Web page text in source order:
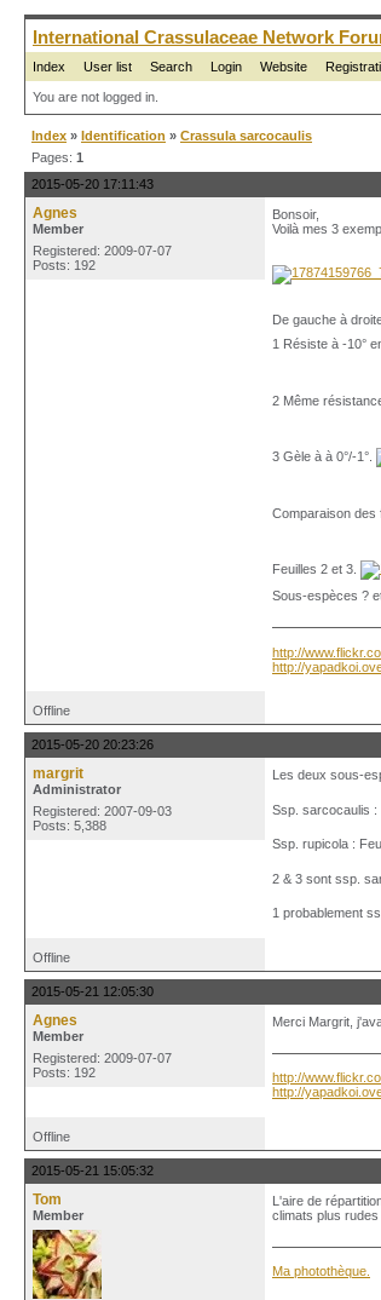
International Crassulaceae Network
Index User list Search Login Website
You are not logged in.
Index » Identification » Crassula sarcocaulis
Pages: 1
2015-05-20 17:11:43
Agnes
Member
Registered: 2009-07-07
Posts: 192
Bonsoir,
Voilà mes 3
De gauche à
1 Résiste à -10°
2 Même
3 Gèle à à 0°/-1°.
Comparaison des
Feuilles 2 et 3.
Sous-espèces ?
http://
http://
Offline
2015-05-20 20:23:26
margrit
Administrator
Registered: 2007-09-03
Posts: 5,388
Les deux sous-
Ssp. sarcocaulis :
Ssp. rupicola :
2 & 3 sont ssp.
1 probablement
Offline
2015-05-21 12:05:30
Agnes
Member
Registered: 2009-07-07
Posts: 192
Merci Margrit,
http://
http://
Offline
2015-05-21 15:05:32
Tom
Member
L'aire de
climats plus rudes
Ma photothèque.